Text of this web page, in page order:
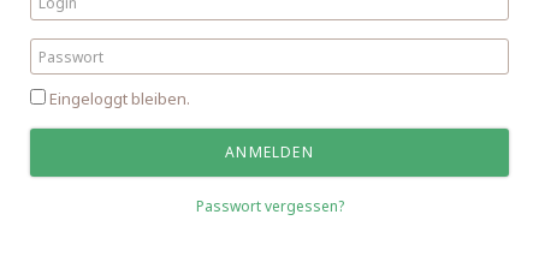
Eingeloggt bleiben.
Passwort vergessen?